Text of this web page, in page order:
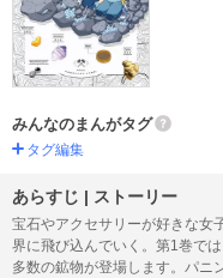
みんなのまんがタグ
タグ編集
あらすじ | ストーリー
宝石やアクセサリーが好きな女
界に飛び込んでいく。第1巻で
多数の鉱物が登場します。パニ